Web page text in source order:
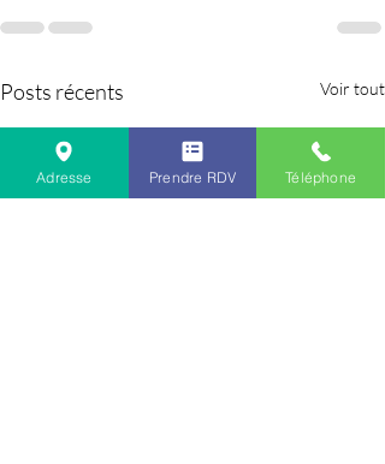
Posts récents Voir tout
Adresse Prendre RDV Téléphone